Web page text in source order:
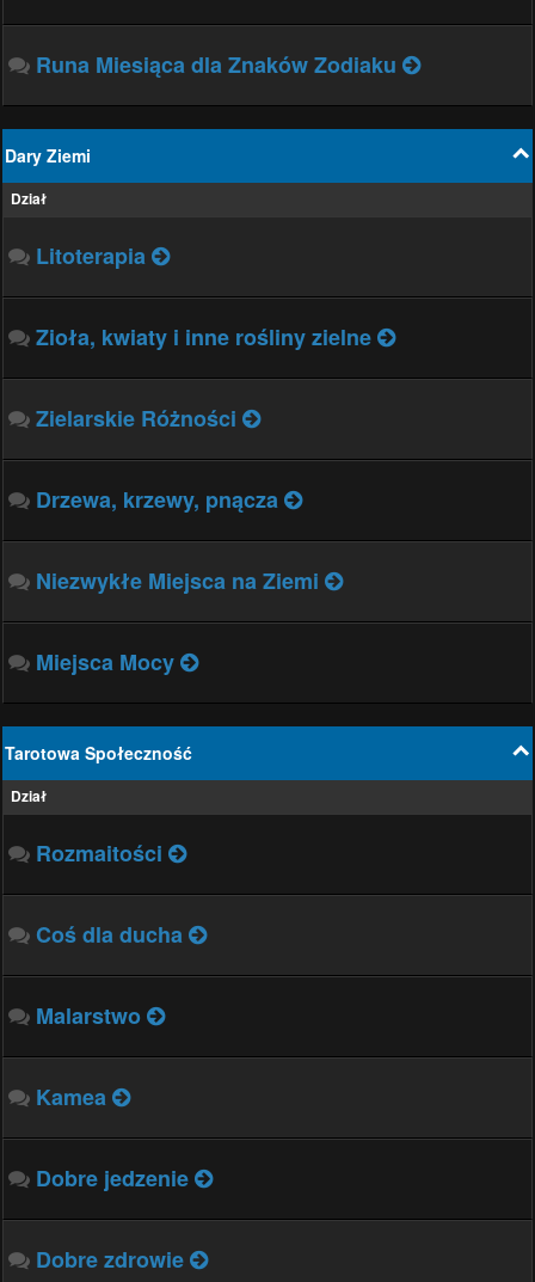
Runa Miesiąca dla Znaków Zodiaku
Dary Ziemi
Dział
Litoterapia
Zioła, kwiaty i inne rośliny zielne
Zielarskie Różności
Drzewa, krzewy, pnącza
Niezwykłe Miejsca na Ziemi
Miejsca Mocy
Tarotowa Społeczność
Dział
Rozmaitości
Coś dla ducha
Malarstwo
Kamea
Dobre jedzenie
Dobre zdrowie